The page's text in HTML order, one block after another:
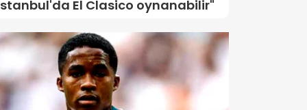
El Clasico oynanabilir"